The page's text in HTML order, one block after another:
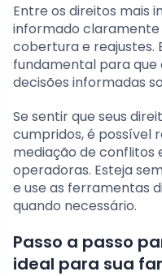
Entre os direitos mais
informado claramente
cobertura e reajustes.
fundamental para
decisões informadas
Se sentir que seus
cumpridos, é possível
mediação de conflitos
operadoras. Esteja
e use as ferramentas
quando necessário.
Passo a passo
ideal para sua